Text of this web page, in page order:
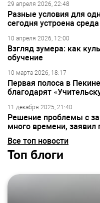
29 апреля 2026, 22:48
Разные условия для
сегодня устроена
10 апреля 2026, 12:00
Взгляд зумера: как
обучение
10 марта 2026, 18:17
Первая полоса в
благодарят
11 декабря 2025, 21:40
Решение проблемы с
много времени,
Все топ новости
Топ блоги